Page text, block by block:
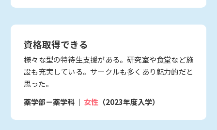
資格取得できる
様々な型の特待生支援がある。研究室や食堂など施
設も充実している。サークルも多くあり魅力的だと
思った。
薬学部－薬学科
女性 （2023年度入学）